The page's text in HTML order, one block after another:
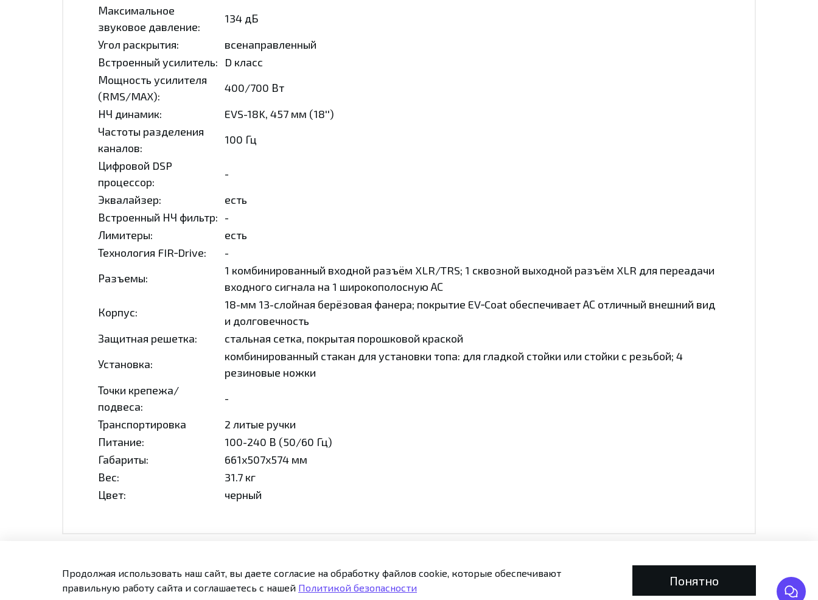
Максимальное
звуковое давление:
134 дБ
Угол раскрытия:
всенаправленный
Встроенный усилитель:
D класс
Мощность усилителя
(RMS/MAX):
400/700 Вт
НЧ динамик:
EVS-18K, 457 мм (18'')
Частоты разделения
каналов:
100 Гц
Цифровой DSP
процессор:
-
Эквалайзер:
есть
Встроенный НЧ фильтр: -
Лимитеры:
есть
Технология FIR‑Drive:
-
Разъемы:
1 комбинированный входной разъём XLR/TRS; 1 сквозной выходной разъём XLR для переадачи
входного сигнала на 1 широкополосную АС
Корпус:
18-мм 13-слойная берёзовая фанера; покрытие EV‑Coat обеспечивает АС отличный внешний вид
и долговечность
Защитная решетка:
стальная сетка, покрытая порошковой краской
Установка:
комбинированный стакан для установки топа: для гладкой стойки или стойки с резьбой; 4
резиновые ножки
Точки крепежа/
подвеса:
-
Транспортировка
2 литые ручки
Питание:
100-240 В (50/60 Гц)
Габариты:
661х507х574 мм
Вес:
31.7 кг
Цвет:
черный
Оплата и доставка Контакты Публичная оферта Политика конфиденциальности
Продолжая использовать наш сайт, вы даете согласие на обработку файлов cookie, которые обеспечивают
правильную работу сайта и соглашаетесь с нашей Политикой безопасности Понятно